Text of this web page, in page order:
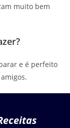
muito bem
e é perfeito